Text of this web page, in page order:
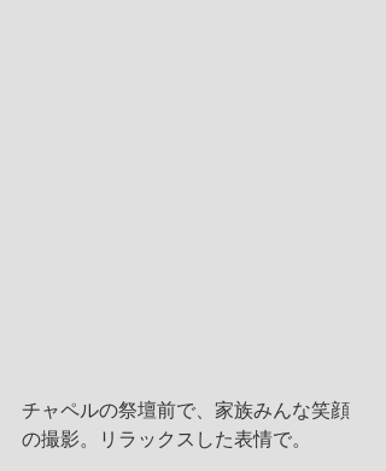
チャペルの祭壇前で、家族みんな笑顔
の撮影。リラックスした表情で。